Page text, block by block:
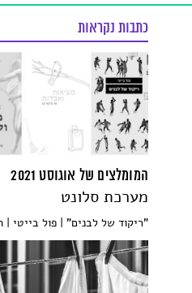
כתבות נקראות
המומלצים של אוגוסט 2021
מערכת סלונט
"ריקוד של לבנים" | פול בייטי |